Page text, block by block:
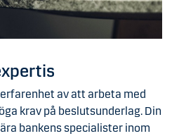
av att arbeta med
krav på beslutsunderlag. Din
bankens specialister inom